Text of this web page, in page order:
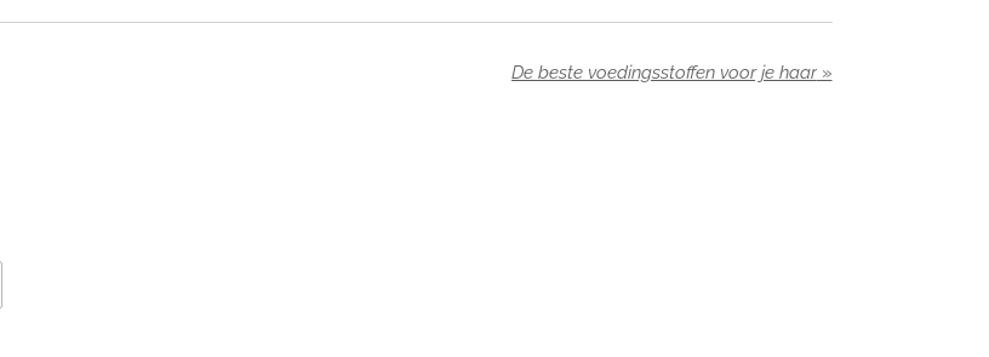
De beste voedingsstoffen voor je haar»